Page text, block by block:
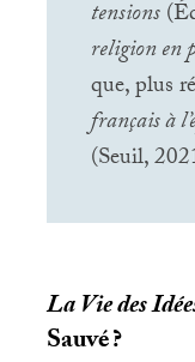
tensions
religion en
que, plus
français à
(Seuil,
La Vie des
Sauvé?